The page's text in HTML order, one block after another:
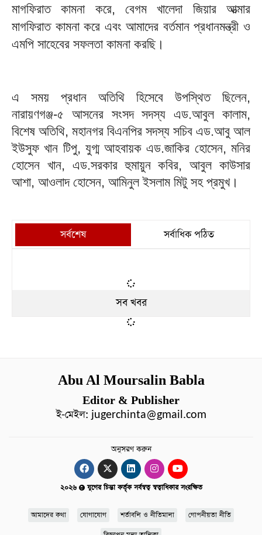
মাগফিরাত কামনা করে, বেগম খালেদা জিয়ার আত্মার
মাগফিরাত কামনা করে এবং আমাদের বর্তমান প্রধানমন্ত্রী ও
এমপি সাহেবের সফলতা কামনা করছি।
এ সময় প্রধান অতিথি হিসেবে উপস্থিত ছিলেন,
নারায়ণগঞ্জ-৫ আসনের সংসদ সদস্য এড.আবুল কালাম,
বিশেষ অতিথি, মহানগর বিএনপির সদস্য সচিব এড.আবু আল
ইউসুফ খান টিপু, যুগ্ম আহবায়ক এড.জাকির হোসেন, মনির
হোসেন খান, এড.সরকার হুমায়ুন কবির, আবুল কাউসার
আশা, আওলাদ হোসেন, আমিনুল ইসলাম মিটু সহ প্রমুখ।
সর্বশেষ সর্বাধিক পঠিত
সব খবর
Abu Al Moursalin Babla
Editor & Publisher
ই-মেইল: jugerchinta@gmail.com
অনুসরণ করুন
২০২৬ যুগের চিন্তা কর্তৃক সর্বস্বত্ব স্বত্বাধিকার সংরক্ষিত
আমাদের কথা যোগাযোগ শর্তাবলি ও নীতিমালা গোপনীয়তা নীতি